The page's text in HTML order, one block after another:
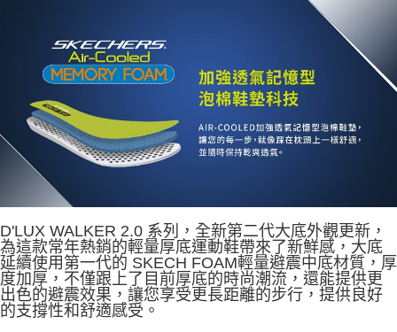
https://oppay.tw/userRule
D'LUX WALKER 2.0 系列，全新第二代大底外觀更新，
為這款常年熱銷的輕量厚底運動鞋帶來了新鮮感，大底
延續使用第一代的 SKECH FOAM輕量避震中底材質，厚
度加厚，不僅跟上了目前厚底的時尚潮流，還能提供更
出色的避震效果，讓您享受更長距離的步行，提供良好
的支撐性和舒適感受。